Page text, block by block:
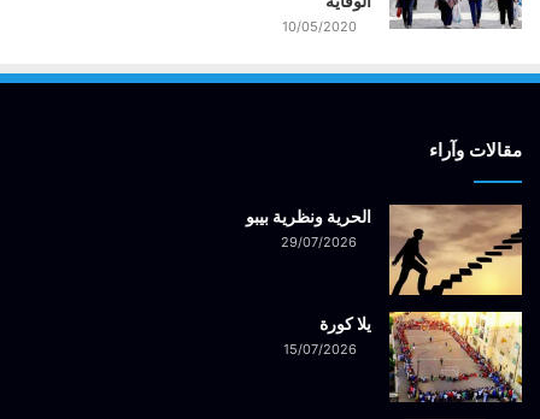
10/05/2020
مقالات وآراء
الحرية ونظرية بيبو
29/07/2026
يلا كورة
15/07/2026